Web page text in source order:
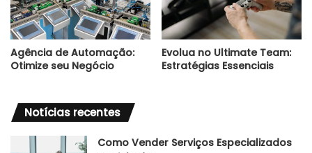
Agência de Automação:
Otimize seu Negócio
Evolua no Ultimate Team:
Estratégias Essenciais
Notícias recentes
Como Vender Serviços Especializados